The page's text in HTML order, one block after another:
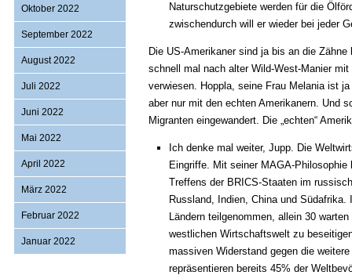
Oktober 2022
September 2022
August 2022
Juli 2022
Juni 2022
Mai 2022
April 2022
März 2022
Februar 2022
Januar 2022
Naturschutzgebiete werden für die
zwischendurch will er wieder bei jeder
Die US-Amerikaner sind ja bis an die
schnell mal nach alter Wild-West-Manier
verwiesen. Hoppla, seine Frau Melania ist
aber nur mit den echten Amerikanern. Und
Migranten eingewandert. Die „echten“
Ich denke mal weiter, Jupp. Die
Eingriffe. Mit seiner MAGA-
Treffens der BRICS-Staaten im
Russland, Indien, China und
Ländern teilgenommen, allein 30
westlichen Wirtschaftswelt zu
massiven Widerstand gegen die
repräsentieren bereits 45% der